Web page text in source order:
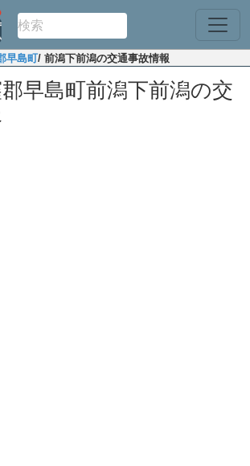
早島町/ 前潟下前潟の交通事故情報
早島町前潟下前潟の交